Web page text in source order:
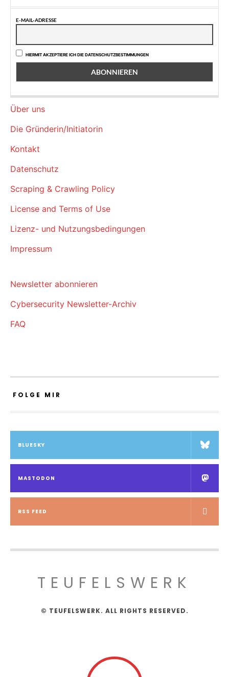
E-MAIL-ADRESSE
HIERMIT AKZEPTIERE ICH DIE DATENSCHUTZBESTIMMUNGEN
Über uns
Die Gründerin/Initiatorin
Kontakt
Datenschutz
Scraping & Crawling Policy
License and Terms of Use
Lizenz- und Nutzungsbedingungen
Impressum
Newsletter abonnieren
Cybersecurity Newsletter-Archiv
FAQ
FOLGE MIR
BLUESKY
MASTODON
RSS FEED
TEUFELSWERK
© TEUFELSWERK. ALL RIGHTS RESERVED.